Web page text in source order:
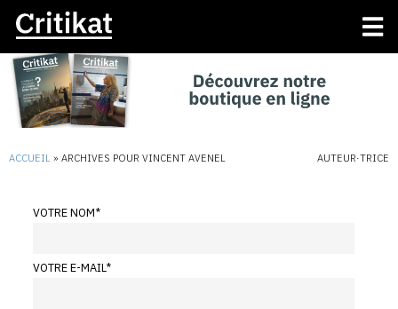
ACCUEIL » ARCHIVES POUR VINCENT AVENEL AUTEUR·TRICE
VOTRE NOM*
VOTRE E-MAIL*